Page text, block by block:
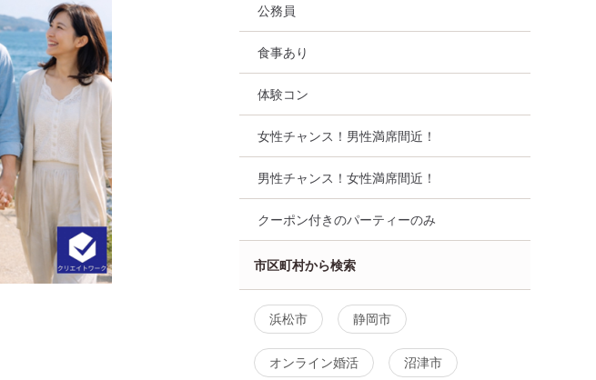
公務員
食事あり
体験コン
女性チャンス！男性満席間近！
男性チャンス！女性満席間近！
クーポン付きのパーティーのみ
市区町村から検索
浜松市 静岡市
オンライン婚活 沼津市